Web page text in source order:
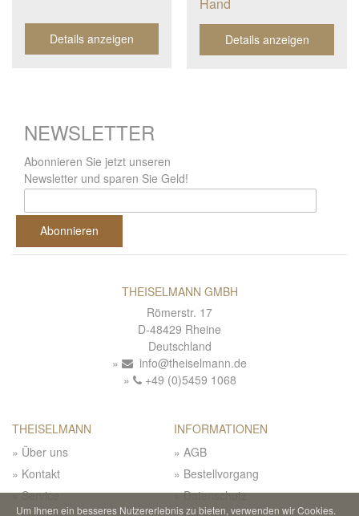
Details anzeigen Details anzeigen
NEWSLETTER
Abonnieren Sie jetzt unseren
Newsletter und sparen Sie Geld!
Abonnieren
THEISELMANN GMBH
Römerstr. 17
D-48429 Rheine
Deutschland
info@theiselmann.de
+49 (0)5459 1068
THEISELMANN
Über uns
Kontakt
Service
INFORMATIONEN
AGB
Bestellvorgang
Datenschutz
Um Ihnen ein besseres Nutzererlebnis zu bieten, verwenden wir Cookies.